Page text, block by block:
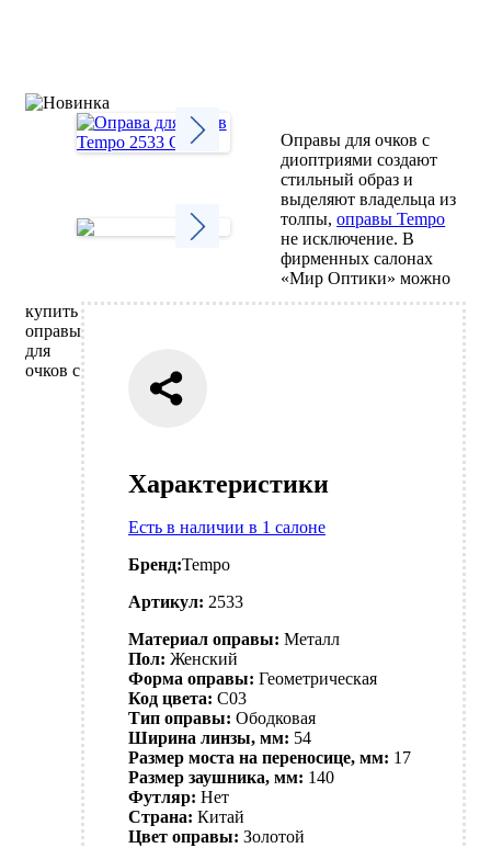
Характеристики
Есть в наличии в 1 салоне
Бренд:Tempo
Артикул: 2533
Материал оправы: Металл
Пол: Женский
Форма оправы: Геометрическая
Код цвета: C03
Тип оправы: Ободковая
Ширина линзы, мм: 54
Размер моста на переносице, мм: 17
Размер заушника, мм: 140
Футляр: Нет
Страна: Китай
Цвет оправы: Золотой
Оправы для очков с
диоптриями создают
стильный образ и
выделяют владельца из
толпы,оправы Tempo
не исключение. В
фирменных салонах
«Мир Оптики» можно
купить
оправы
для
очков с